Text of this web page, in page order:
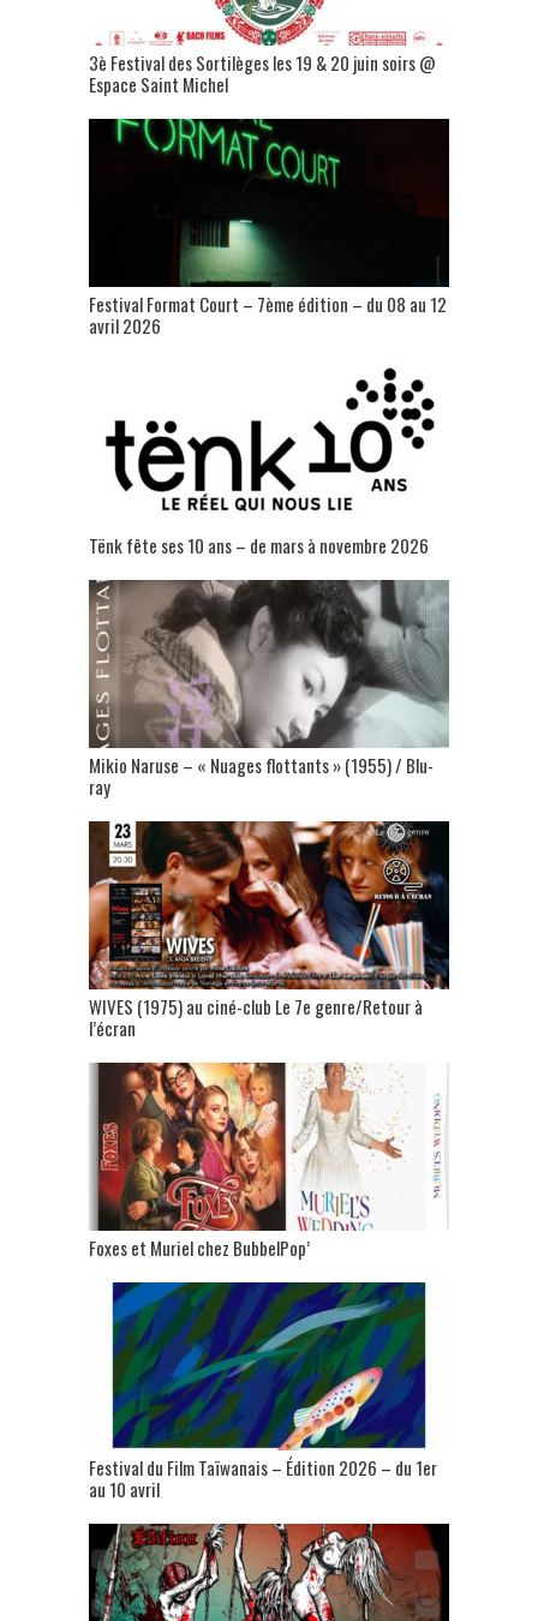
3è Festival des Sortilèges les 19 & 20 juin soirs @
Espace Saint Michel
Festival Format Court – 7ème édition – du 08 au 12
avril 2026
Tënk fête ses 10 ans – de mars à novembre 2026
Mikio Naruse – « Nuages flottants » (1955) / Blu-
ray
WIVES (1975) au ciné-club Le 7e genre/Retour à
l’écran
Foxes et Muriel chez BubbelPop’
Festival du Film Taïwanais – Édition 2026 – du 1er
au 10 avril